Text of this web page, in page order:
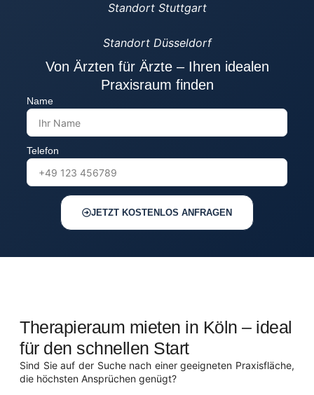
Standort Stuttgart
Standort Düsseldorf
Von Ärzten für Ärzte – Ihren idealen
Praxisraum finden
Name
Telefon
JETZT KOSTENLOS ANFRAGEN
Therapieraum mieten in Köln – ideal
für den schnellen Start
Sind Sie auf der Suche nach einer geeigneten Praxisfläche,
die höchsten Ansprüchen genügt?